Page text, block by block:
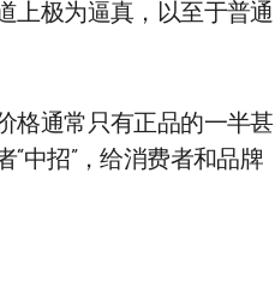
上极为逼真，以至于普通
格通常只有正品的一半甚
中招”，给消费者和品牌